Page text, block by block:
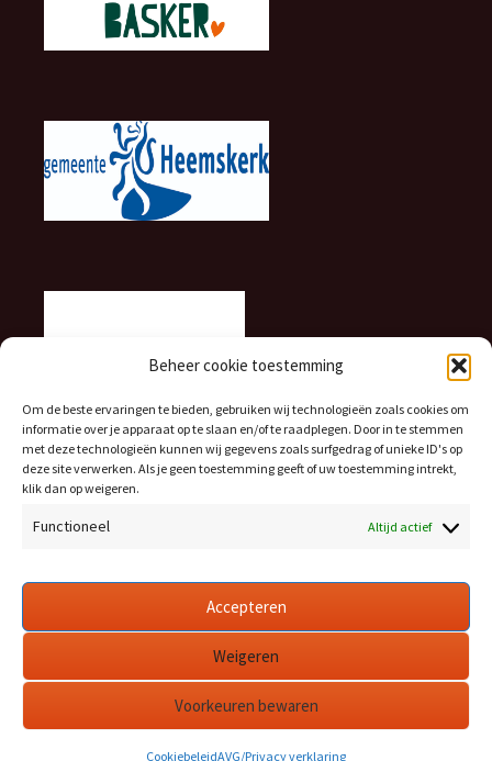
Beheer cookie toestemming
Om de beste ervaringen te bieden, gebruiken wij technologieën zoals cookies om
informatie over je apparaat op te slaan en/of te raadplegen. Door in te stemmen
met deze technologieën kunnen wij gegevens zoals surfgedrag of unieke ID's op
deze site verwerken. Als je geen toestemming geeft of uw toestemming intrekt,
klik dan op weigeren.
Functioneel Altijd actief
Accepteren
Weigeren
Voorkeuren bewaren
CookiebeleidAVG/Privacy verklaring